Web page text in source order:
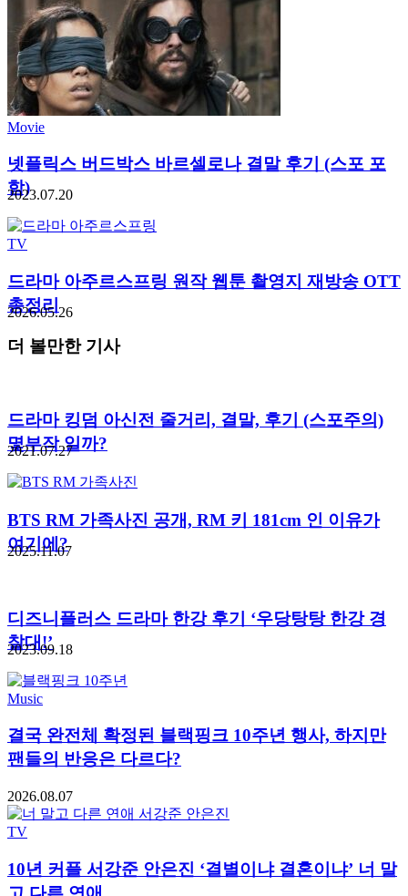
Movie
넷플릭스 버드박스 바르셀로나 결말 후기 (스포 포
함)
2023.07.20
TV
드라마 아주르스프링 원작 웹툰 촬영지 재방송 OTT
총정리
2026.05.26
더 볼만한 기사
드라마 킹덤 아신전 줄거리, 결말, 후기 (스포주의)
몇부작 일까?
2021.07.27
BTS RM 가족사진 공개, RM 키 181cm 인 이유가
여기에?
2025.11.07
디즈니플러스 드라마 한강 후기 ‘우당탕탕 한강 경
찰대!’
2023.09.18
Music
결국 완전체 확정된 블랙핑크 10주년 행사, 하지만
팬들의 반응은 다르다?
2026.08.07
TV
10년 커플 서강준 안은진 ‘결별이냐 결혼이냐’ 너 말